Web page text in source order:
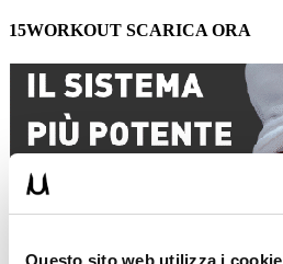
Questo sito web utilizza i cookie
15WORKOUT SCARICA ORA